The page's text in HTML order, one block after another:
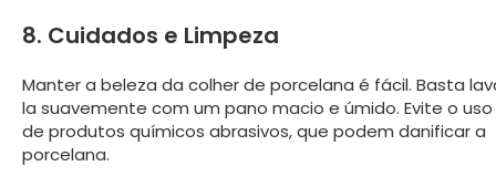
8. Cuidados e Limpeza
Manter a beleza da colher de porcelana é fácil. Basta
la suavemente com um pano macio e úmido. Evite o uso
de produtos químicos abrasivos, que podem danificar a
porcelana.